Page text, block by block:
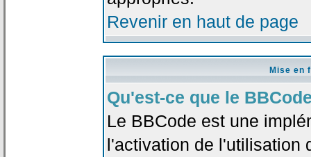
Revenir en haut de page
Mise en
Qu'est-ce que le
Le BBCode est une
l'activation de l'utilisation